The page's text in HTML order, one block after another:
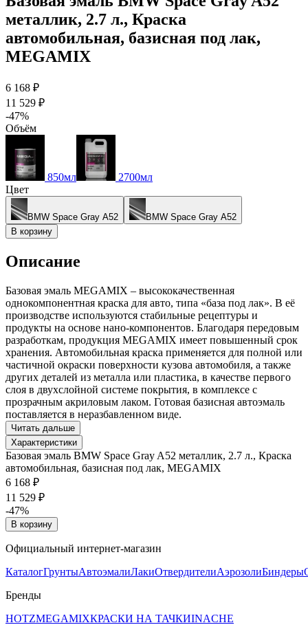
металлик, 2.7 л., Краска
автомобильная, базисная под лак,
MEGAMIX
6 168 ₽
11 529 ₽
-47%
Объём
850мл
2700мл
Цвет
BMW Space Gray A52
BMW Space Gray A52
В корзину
Описание
Базовая эмаль MEGAMIX – высококачественная
однокомпонентная краска для авто, типа «база под лак». В её
производстве используются стабильные рецептуры и
продукты на основе нано-компонентов. Благодаря передовым
разработкам, продукция MEGAMIX имеет повышенный срок
хранения. Автомобильная краска применяется для полной или
частичной окраски поверхности кузова автомобиля, а также
других деталей из металла или пластика, в качестве первого
слоя в двухслойной системе покрытия, в комплексе с
прозрачным акриловым лаком. Готовая базисная автоэмаль
поставляется в неразбавленном виде.
Читать дальше
Характеристики
Базовая эмаль BMW Space Gray A52 металлик, 2.7 л., Краска
автомобильная, базисная под лак, MEGAMIX
6 168 ₽
11 529 ₽
-47%
В корзину
Официальный интернет-магазин
КаталогГрунтыАвтоэмалиЛакиОтвердителиАэрозолиБиндеры
Бренды
HOTZMEGAMIXКРАСКИ НА ТАЧКИINACHE